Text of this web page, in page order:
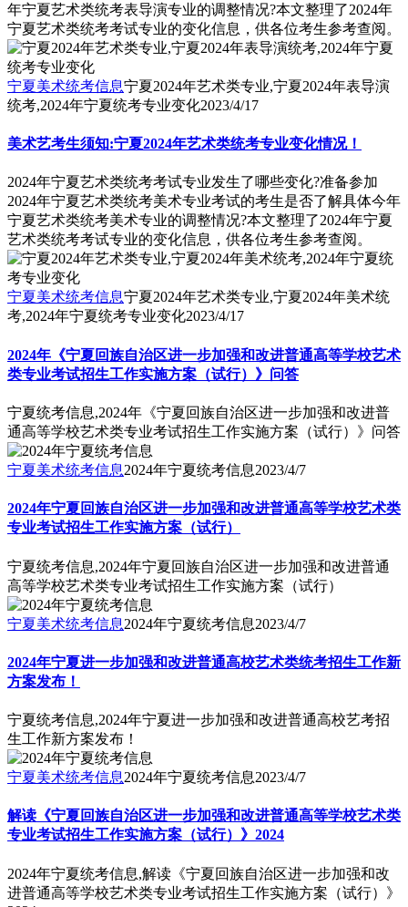
年宁夏艺术类统考表导演专业的调整情况?本文整理了2024年
宁夏艺术类统考考试专业的变化信息，供各位考生参考查阅。
宁夏美术统考信息宁夏2024年艺术类专业,宁夏2024年表导演
统考,2024年宁夏统考专业变化2023/4/17
美术艺考生须知:宁夏2024年艺术类统考专业变化情况！
2024年宁夏艺术类统考考试专业发生了哪些变化?准备参加
2024年宁夏艺术类统考美术专业考试的考生是否了解具体今年
宁夏艺术类统考美术专业的调整情况?本文整理了2024年宁夏
艺术类统考考试专业的变化信息，供各位考生参考查阅。
宁夏美术统考信息宁夏2024年艺术类专业,宁夏2024年美术统
考,2024年宁夏统考专业变化2023/4/17
2024年《宁夏回族自治区进一步加强和改进普通高等学校艺术
类专业考试招生工作实施方案（试行）》问答
宁夏统考信息,2024年《宁夏回族自治区进一步加强和改进普
通高等学校艺术类专业考试招生工作实施方案（试行）》问答
宁夏美术统考信息2024年宁夏统考信息2023/4/7
2024年宁夏回族自治区进一步加强和改进普通高等学校艺术类
专业考试招生工作实施方案（试行）
宁夏统考信息,2024年宁夏回族自治区进一步加强和改进普通
高等学校艺术类专业考试招生工作实施方案（试行）
宁夏美术统考信息2024年宁夏统考信息2023/4/7
2024年宁夏进一步加强和改进普通高校艺术类统考招生工作新
方案发布！
宁夏统考信息,2024年宁夏进一步加强和改进普通高校艺考招
生工作新方案发布！
宁夏美术统考信息2024年宁夏统考信息2023/4/7
解读《宁夏回族自治区进一步加强和改进普通高等学校艺术类
专业考试招生工作实施方案（试行）》2024
2024年宁夏统考信息,解读《宁夏回族自治区进一步加强和改
进普通高等学校艺术类专业考试招生工作实施方案（试行）》